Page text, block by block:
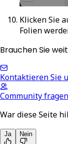
Klicken Sie
Folien
Brauchen Sie
Kontaktieren Sie
Community fragen
War diese Seite
Ja Nein